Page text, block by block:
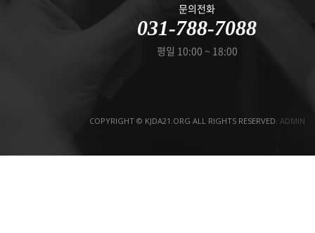
문의전화
031-788-7088
평일 10:00 ~ 18:00
COPYRIGHT © KJDA21.ORG ALL RIGHTS RESERVED. ADMIN